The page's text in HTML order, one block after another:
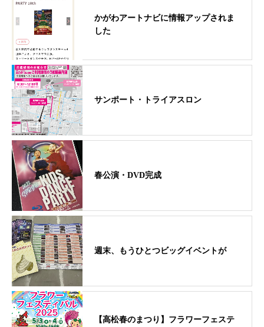
かがわアートナビに情報アップされま
した
サンポート・トライアスロン
春公演・DVD完成
週末、もうひとつビッグイベントが
【高松春のまつり】フラワーフェステ